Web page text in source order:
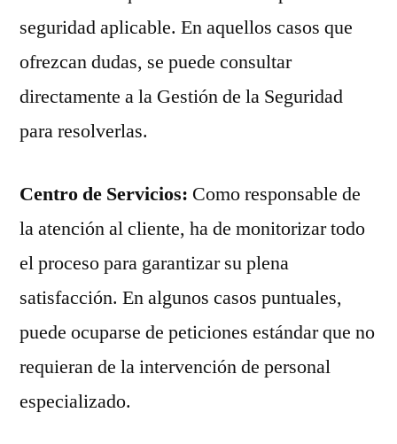
seguridad aplicable. En aquellos casos que
ofrezcan dudas, se puede consultar
directamente a la Gestión de la Seguridad
para resolverlas.
Centro de Servicios: Como responsable de
la atención al cliente, ha de monitorizar todo
el proceso para garantizar su plena
satisfacción. En algunos casos puntuales,
puede ocuparse de peticiones estándar que no
requieran de la intervención de personal
especializado.